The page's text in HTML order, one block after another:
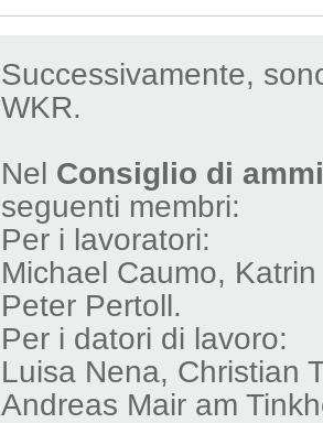
Successivamente,
WKR.
Nel Consiglio di
seguenti membri:
Per i lavoratori:
Michael Caumo,
Peter Pertoll.
Per i datori di lavoro:
Luisa Nena, Christian
Andreas Mair am